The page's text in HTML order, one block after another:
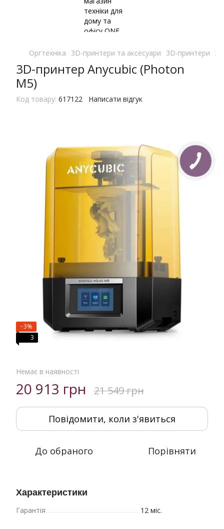
Оргтехніка 3D-принтери та аксесуари 3D-принтери
3D-принтер Anycubic (Photon
M5)
Код товару: 617122 Написати відгук
−3%
3
Немає в наявності
20 913 грн 21 549 грн
Повідомити, коли з'явиться
До обраного Порівняти
Характеристики
Гарантія 12 міс.